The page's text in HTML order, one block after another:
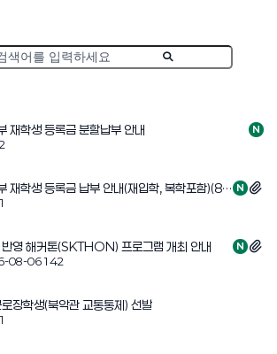
검색
학생 등록금 분할납부 안내 N
:
2026학년도 2학기 학부 재학생 등록금 납부 안내(재입학, 복학포함)(8월14일 16:00 부터 고지서확인) N
:
영 해커톤(SKTHON) 프로그램 개최 안내 N
08-06조회수:
142
장학생(북악관 교통통제) 선발
: